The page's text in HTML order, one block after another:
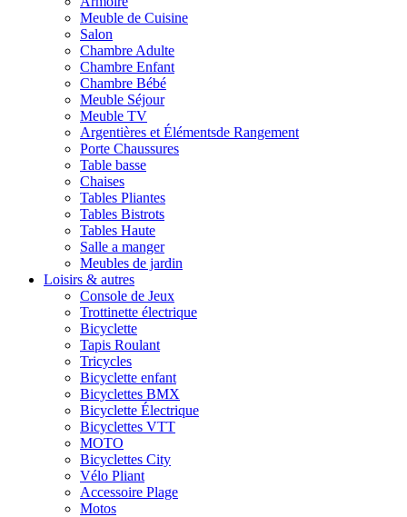
Meuble de Cuisine
Salon
Chambre Adulte
Chambre Enfant
Chambre Bébé
Meuble Séjour
Meuble TV
Argentières et Élémentsde Rangement
Porte Chaussures
Table basse
Chaises
Tables Pliantes
Tables Bistrots
Tables Haute
Salle a manger
Meubles de jardin
Loisirs & autres
Console de Jeux
Trottinette électrique
Bicyclette
Tapis Roulant
Tricycles
Bicyclette enfant
Bicyclettes BMX
Bicyclette Électrique
Bicyclettes VTT
MOTO
Bicyclettes City
Vélo Pliant
Accessoire Plage
Motos